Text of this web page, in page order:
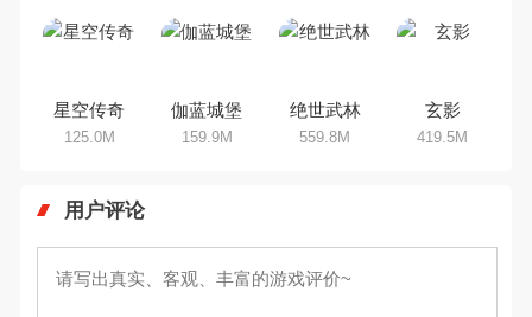
星空传奇
125.0M
伽蓝城堡
159.9M
绝世武林
559.8M
玄影
419.5M
用户评论